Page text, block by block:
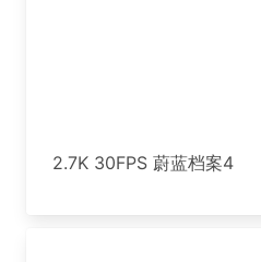
2.7K 30FPS 蔚蓝档案4